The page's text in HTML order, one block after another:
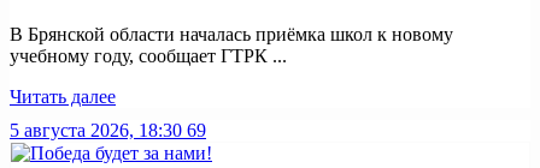
В Брянской области началась приёмка школ к новому
учебному году, сообщает ГТРК ...
Читать далее
5 августа 2026, 18:30 69